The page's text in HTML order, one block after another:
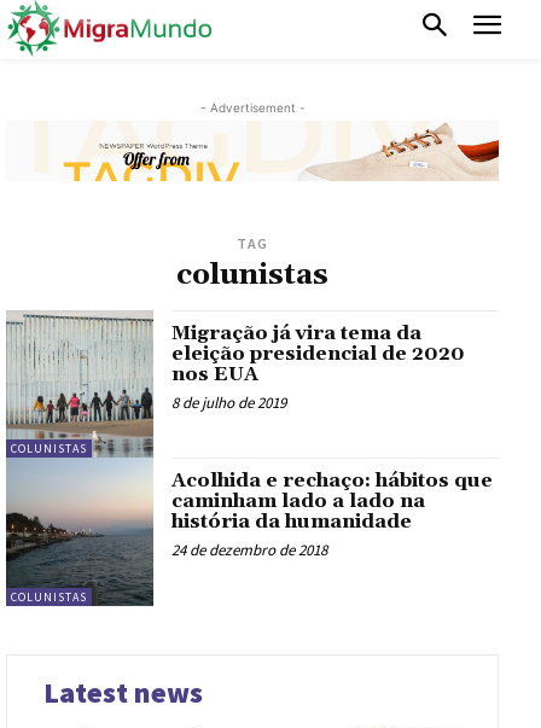
- Advertisement -
TAG
colunistas
COLUNISTAS
Migração já vira tema da
eleição presidencial de 2020
nos EUA
8 de julho de 2019
COLUNISTAS
Acolhida e rechaço: hábitos que
caminham lado a lado na
história da humanidade
24 de dezembro de 2018
Latest news